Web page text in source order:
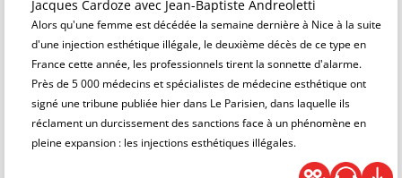
Jacques Cardoze avec Jean-Baptiste Andreoletti
Alors qu'une femme est décédée la semaine dernière à Nice à la suite
d'une injection esthétique illégale, le deuxième décès de ce type en
France cette année, les professionnels tirent la sonnette d'alarme.
Près de 5 000 médecins et spécialistes de médecine esthétique ont
signé une tribune publiée hier dans Le Parisien, dans laquelle ils
réclament un durcissement des sanctions face à un phénomène en
pleine expansion : les injections esthétiques illégales.